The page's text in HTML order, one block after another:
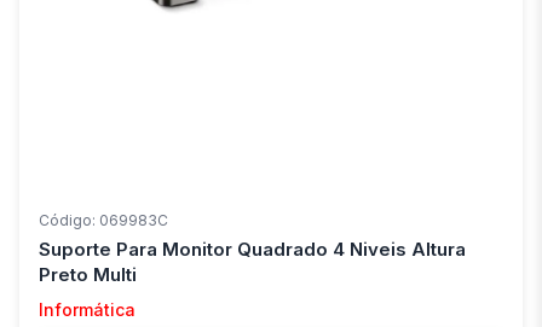
Código: 069983C
Suporte Para Monitor Quadrado 4 Niveis Altura
Preto Multi
Informática